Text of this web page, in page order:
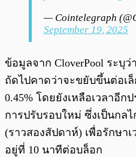
— Cointelegraph
September 19, 2025
ข้อมูลจาก CloverPool ระบุ
ถัดไปคาดว่าจะขยับขึ้นต่อเ
0.45% โดยยังเหลือเวลาอี
การปรับรอบใหม่ ซึ่งเป็นกล
(ราวสองสัปดาห์) เพื่อรักษา
อยู่ที่ 10 นาทีต่อบล็อก